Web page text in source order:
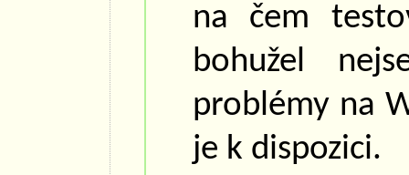
na čem
bohužel
problémy na
je k dispozici.